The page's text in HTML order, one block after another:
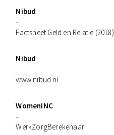
Nibud
–
Factsheet Geld en Relatie (2018)
Nibud
–
www.nibud.nl
WomenINC
–
WerkZorgBerekenaar